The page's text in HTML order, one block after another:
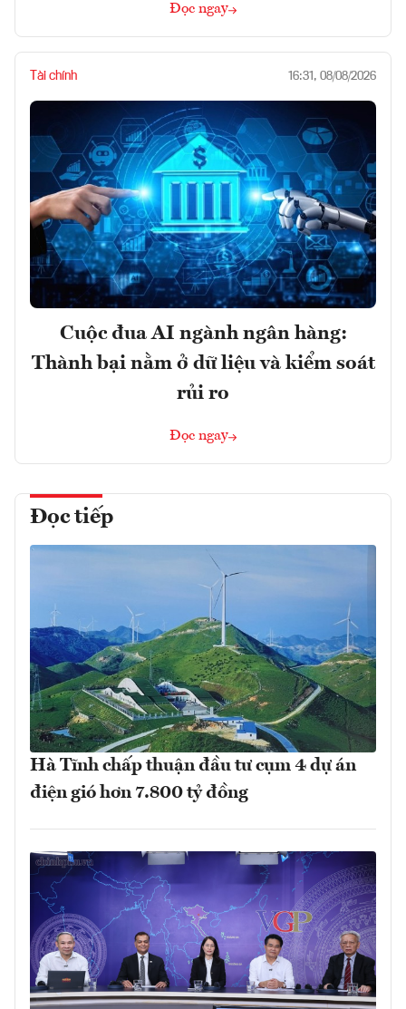
Đọc ngay
Tài chính 16:31, 08/08/2026
Cuộc đua AI ngành ngân hàng:
Thành bại nằm ở dữ liệu và kiểm soát
rủi ro
Đọc ngay
Đọc tiếp
Hà Tĩnh chấp thuận đầu tư cụm 4 dự án
điện gió hơn 7.800 tỷ đồng